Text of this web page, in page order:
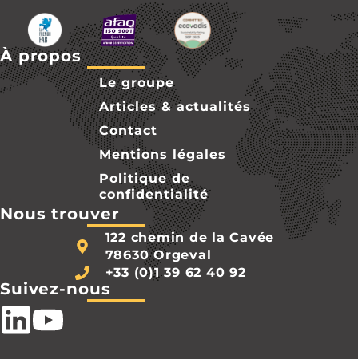
À propos
Le groupe
Articles & actualités
Contact
Mentions légales
Politique de
confidentialité
Nous trouver
122 chemin de la Cavée
78630 Orgeval
+33 (0)1 39 62 40 92
Suivez-nous